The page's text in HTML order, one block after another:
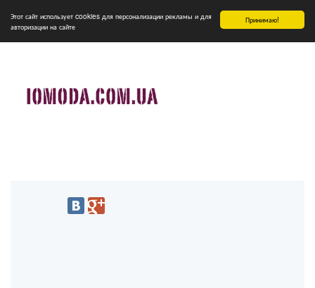
Принимаю!
Этот сайт использует cookies для персонализации рекламы и для
авторизации на сайте